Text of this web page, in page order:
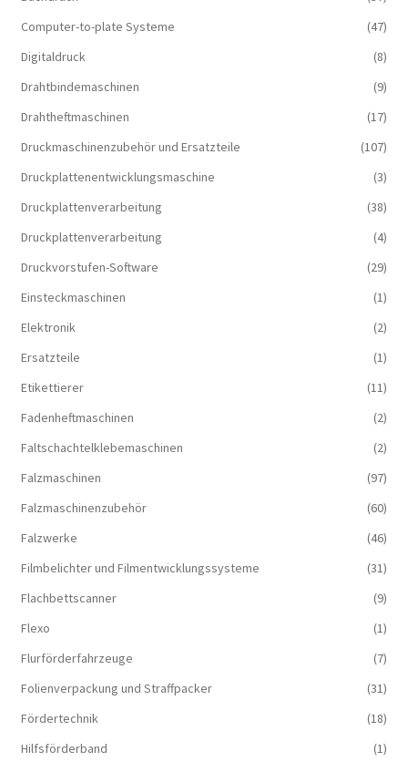
Computer-to-plate Systeme
(47)
Digitaldruck
(8)
Drahtbindemaschinen
(9)
Drahtheftmaschinen
(17)
Druckmaschinenzubehör und Ersatzteile
(107)
Druckplattenentwicklungsmaschine
(3)
Druckplattenverarbeitung
(38)
Druckplattenverarbeitung
(4)
Druckvorstufen-Software
(29)
Einsteckmaschinen
(1)
Elektronik
(2)
Ersatzteile
(1)
Etikettierer
(11)
Fadenheftmaschinen
(2)
Faltschachtelklebemaschinen
(2)
Falzmaschinen
(97)
Falzmaschinenzubehör
(60)
Falzwerke
(46)
Filmbelichter und Filmentwicklungssysteme
(31)
Flachbettscanner
(9)
Flexo
(1)
Flurförderfahrzeuge
(7)
Folienverpackung und Straffpacker
(31)
Fördertechnik
(18)
Hilfsförderband
(1)